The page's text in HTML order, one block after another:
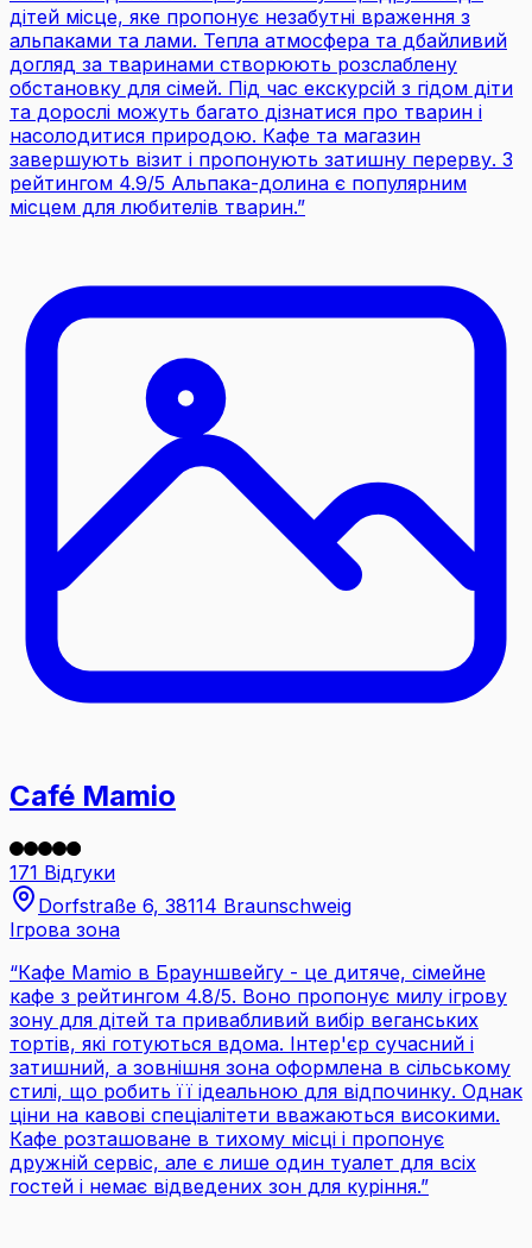
дітей місце, яке пропонує незабутні враження з
альпаками та лами. Тепла атмосфера та дбайливий
догляд за тваринами створюють розслаблену
обстановку для сімей. Під час екскурсій з гідом діти
та дорослі можуть багато дізнатися про тварин і
насолодитися природою. Кафе та магазин
завершують візит і пропонують затишну перерву. З
рейтингом 4.9/5 Альпака-долина є популярним
місцем для любителів тварин.”
Café Mamio
171 Відгуки
Dorfstraße 6, 38114 Braunschweig
Ігрова зона
“Кафе Mamio в Брауншвейгу - це дитяче, сімейне
кафе з рейтингом 4.8/5. Воно пропонує милу ігрову
зону для дітей та привабливий вибір веганських
тортів, які готуються вдома. Інтер'єр сучасний і
затишний, а зовнішня зона оформлена в сільському
стилі, що робить її ідеальною для відпочинку. Однак
ціни на кавові спеціалітети вважаються високими.
Кафе розташоване в тихому місці і пропонує
дружній сервіс, але є лише один туалет для всіх
гостей і немає відведених зон для куріння.”